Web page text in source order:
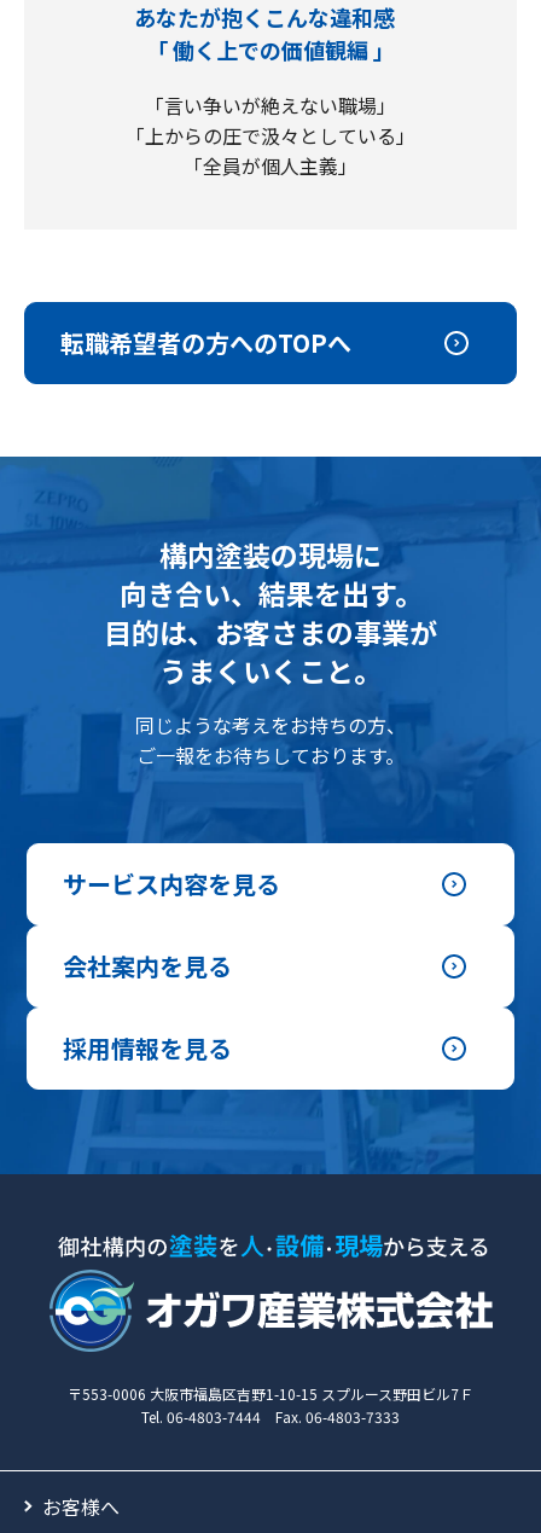
あなたが抱くこんな違和感
「 働く上での価値観編 」
「言い争いが絶えない職場」
「上からの圧で汲々としている」
「全員が個人主義」
転職希望者の方へのTOPへ
構内塗装の現場に
向き合い、結果を出す。
目的は、お客さまの事業が
うまくいくこと。
同じような考えをお持ちの方、
ご一報をお待ちしております。
サービス内容を見る
会社案内を見る
採用情報を見る
〒553-0006 大阪市福島区吉野1-10-15 スプルース野田ビル7Ｆ
Tel. 06-4803-7444 Fax. 06-4803-7333
お客様へ